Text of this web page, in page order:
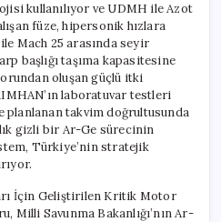
kullanılıyor ve UDMH ile Azot
füze, hipersonik hızlara
Mach 25 arasında seyir
başlığı taşıma kapasitesine
oluşan güçlü itki
laboratuvar testleri
planlanan takvim doğrultusunda
gizli bir Ar-Ge sürecinin
Türkiye’nin stratejik
İçin Geliştirilen Kritik Motor
Milli Savunma Bakanlığı’nın Ar-